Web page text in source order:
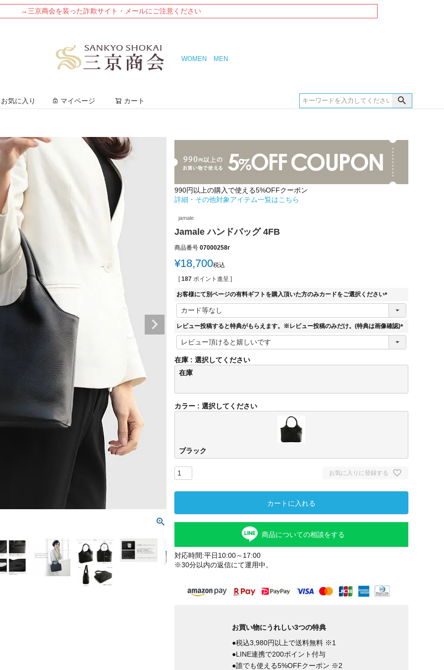
→三京商会を装った詐欺サイト・メールにご注意ください
WOMEN MEN
お気に入り マイページ カート
990円以上の購入で使える5%OFFクーポン
詳細・その他対象アイテム一覧はこちら
jamale
Jamale ハンドバッグ 4FB
商品番号 07000258r
¥18,700税込
[ 187 ポイント進呈 ]
お客様にて別ページの有料ギフトを購入頂いた方のみカードをご選択ください
(
須
レビュー投稿すると特典がもらえます。※レビュー投稿のみだけ。(特典は画像確認)
(
)
在庫
選択してください
在庫
カラー 選択してください
ブラック
お気に入りに登録する
カートに入れる
商品についての相談をする
対応時間:平日10:00～17:00
※30分以内の返信にて運用中。
お買い物にうれしい3つの特典
●税込3,980円以上で送料無料 ※1
●LINE連携で200ポイント付与
●誰でも使える5%OFFクーポン ※2